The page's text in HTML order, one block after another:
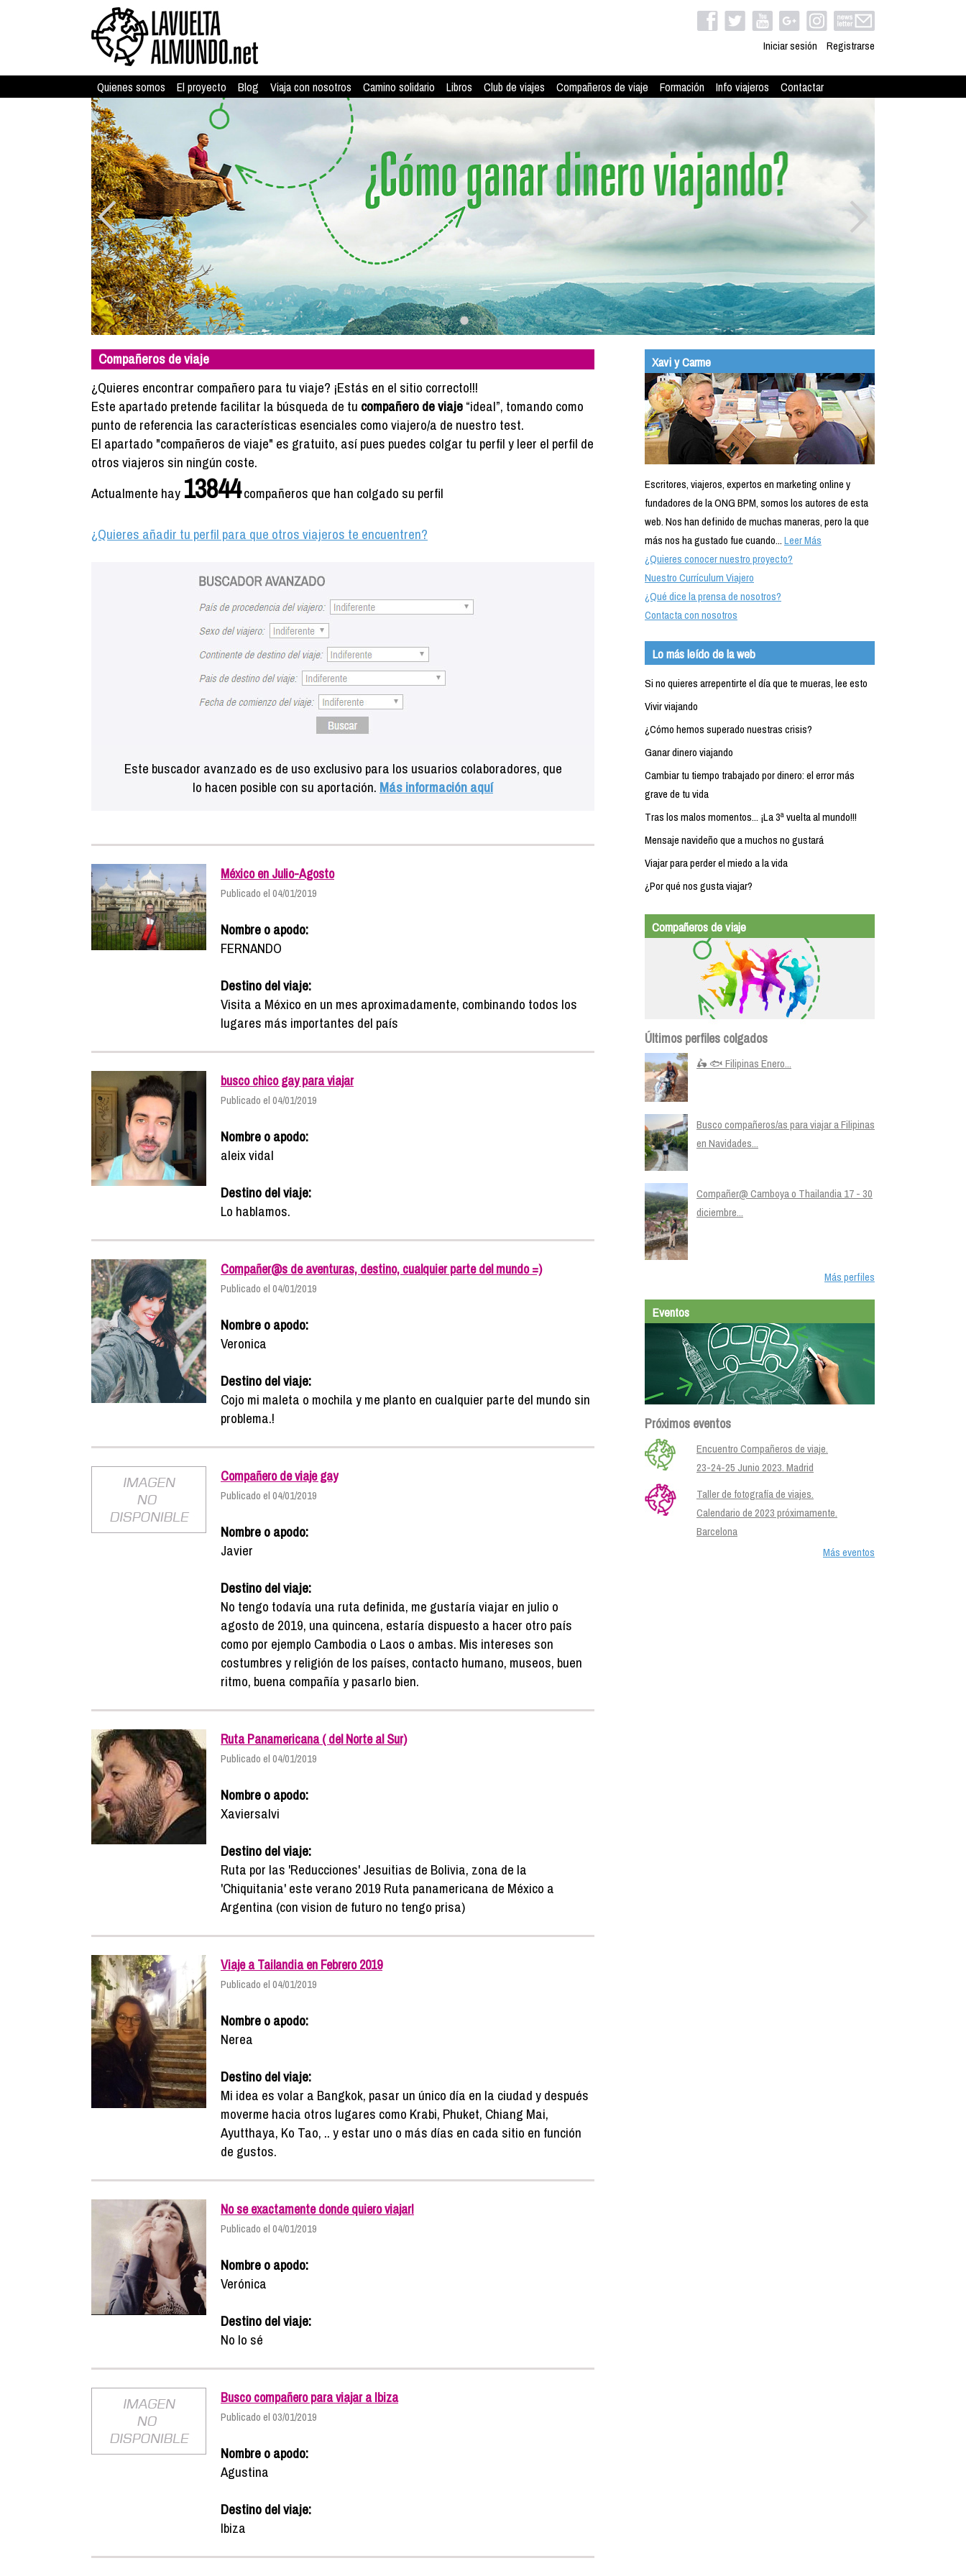
Iniciar sesión Registrarse
Quienes somos El proyecto Blog Viaja con nosotros Camino solidario Libros Club de viajes Compañeros de viaje Formación Info viajeros Contactar
Compañeros de viaje
¿Quieres encontrar compañero para tu viaje? ¡Estás en el sitio correcto!!!
Este apartado pretende facilitar la búsqueda de tu compañero de viaje“ideal”, tomando como
punto de referencia las características esenciales como viajero/a de nuestro test.
El apartado "compañeros de viaje" es gratuito, así pues puedes colgar tu perfil y leer el perfil de
otros viajeros sin ningún coste.
Actualmente hay 13844compañeros que han colgado su perfil
¿Quieres añadir tu perfil para que otros viajeros te encuentren?
Este buscador avanzado es de uso exclusivo para los usuarios colaboradores, que
lo hacen posible con su aportación. Más información aquí
México en Julio-Agosto
Publicado el 04/01/2019
Nombre o apodo:
FERNANDO
Destino del viaje:
Visita a México en un mes aproximadamente, combinando todos los
lugares más importantes del país
busco chico gay para viajar
Publicado el 04/01/2019
Nombre o apodo:
aleix vidal
Destino del viaje:
Lo hablamos.
Compañer@s de aventuras, destino, cualquier parte del mundo =)
Publicado el 04/01/2019
Nombre o apodo:
Veronica
Destino del viaje:
Cojo mi maleta o mochila y me planto en cualquier parte del mundo sin
problema.!
Compañero de viaje gay
Publicado el 04/01/2019
Nombre o apodo:
Javier
Destino del viaje:
No tengo todavía una ruta definida, me gustaría viajar en julio o
agosto de 2019, una quincena, estaría dispuesto a hacer otro país
como por ejemplo Cambodia o Laos o ambas. Mis intereses son
costumbres y religión de los países, contacto humano, museos, buen
ritmo, buena compañía y pasarlo bien.
Ruta Panamericana ( del Norte al Sur)
Publicado el 04/01/2019
Nombre o apodo:
Xaviersalvi
Destino del viaje:
Ruta por las 'Reducciones' Jesuitias de Bolivia, zona de la
'Chiquitania' este verano 2019 Ruta panamericana de México a
Argentina (con vision de futuro no tengo prisa)
Viaje a Tailandia en Febrero 2019
Publicado el 04/01/2019
Nombre o apodo:
Nerea
Destino del viaje:
Mi idea es volar a Bangkok, pasar un único día en la ciudad y después
moverme hacia otros lugares como Krabi, Phuket, Chiang Mai,
Ayutthaya, Ko Tao, .. y estar uno o más días en cada sitio en función
de gustos.
No se exactamente donde quiero viajar!
Publicado el 04/01/2019
Nombre o apodo:
Verónica
Destino del viaje:
No lo sé
Busco compañero para viajar a Ibiza
Publicado el 03/01/2019
Nombre o apodo:
Agustina
Destino del viaje:
Ibiza
Xavi y Carme
Escritores, viajeros, expertos en marketing online y
fundadores de la ONG BPM, somos los autores de esta
web. Nos han definido de muchas maneras, pero la que
más nos ha gustado fue cuando...Leer Más
¿Quieres conocer nuestro proyecto?
Nuestro Currículum Viajero
¿Qué dice la prensa de nosotros?
Contacta con nosotros
Lo más leído de la web
Si no quieres arrepentirte el día que te mueras, lee esto
Vivir viajando
¿Cómo hemos superado nuestras crisis?
Ganar dinero viajando
Cambiar tu tiempo trabajado por dinero: el error más
grave de tu vida
Tras los malos momentos... ¡La 3ª vuelta al mundo!!!
Mensaje navideño que a muchos no gustará
Viajar para perder el miedo a la vida
¿Por qué nos gusta viajar?
Compañeros de viaje
Últimos perfiles colgados
🛵 🐟 Filipinas Enero...
Busco compañeros/as para viajar a Filipinas
en Navidades...
Compañer@ Camboya o Thailandia 17 - 30
diciembre...
Más perfiles
Eventos
Próximos eventos
Encuentro Compañeros de viaje.
23-24-25 Junio 2023. Madrid
Taller de fotografía de viajes.
Calendario de 2023 próximamente.
Barcelona
Más eventos